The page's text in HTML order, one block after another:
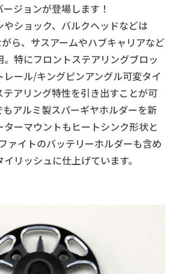
ジョンが登場します！
ショック、バルクヘッドなどは
ら、サスアームやハブキャリアなど
。特にフロントステアリングブロッ
レール/キングピンアングル可変タイ
テアリング特性を引き出すことが可
アルミ製スパーギヤホルダーを新
ーマウントもヒートシンク形状と
ァイトのバッテリーホルダーも含め
リッシュに仕上げています。